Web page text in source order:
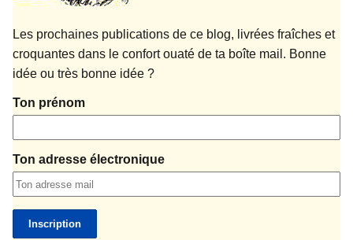
Les prochaines publications de ce blog, livrées fraîches et
croquantes dans le confort ouaté de ta boîte mail. Bonne
idée ou très bonne idée ?
Ton prénom
Ton adresse électronique